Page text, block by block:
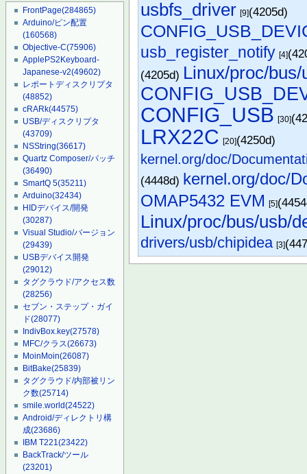
FrontPage(284865)
Arduino/ピン配置
(160568)
Objective-C(75906)
ApplePS2Keyboard-
Japanese-v2(49602)
レポートディスクリプタ
(48852)
cRARk(44575)
USB/ディスクリプタ
(43709)
NSString(36617)
Quartz Composer/パッチ
(36490)
SmartQ 5(35211)
Arduino(32434)
HIDデバイス/開発
(30287)
Visual Studio/バージョン
(29439)
USBデバイス開発
(29012)
タグクラウド/アクセス数
(28256)
セブン・ステップ・ガイ
ド(28077)
IndivBox.key(27578)
MFC/クラス(26673)
MoinMoin(26087)
BitBake(25839)
タグクラウド/内部被リン
ク数(25714)
smile.world(24522)
Android/ディレクトリ構
成(23686)
IBM T221(23422)
BackTrack/ツール
(23201)
usbfs_driver [9](4205d)
usb_register_notify [4]
(4205d) Linux/proc/bus/
CONFIG_USB [30]
LRX22C [20](4250d)
kernel.org/doc/
(4448d) kernel.org/doc/
OMAP5432 EVM [5]
Linux/proc/bus/usb/
drivers/usb/chipidea [3]